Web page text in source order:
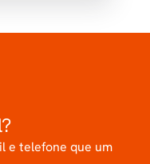
e telefone que um